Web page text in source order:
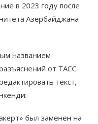
в 2023 году после
Азербайджана
названием
от ТАСС.
текст,
был заменён на